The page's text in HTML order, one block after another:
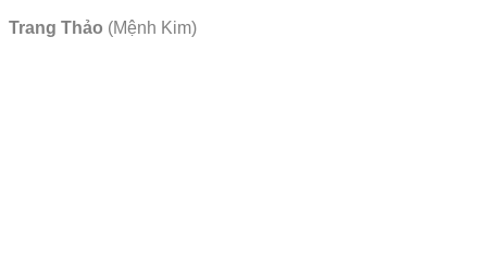
Trang Thảo (Mệnh Kim)